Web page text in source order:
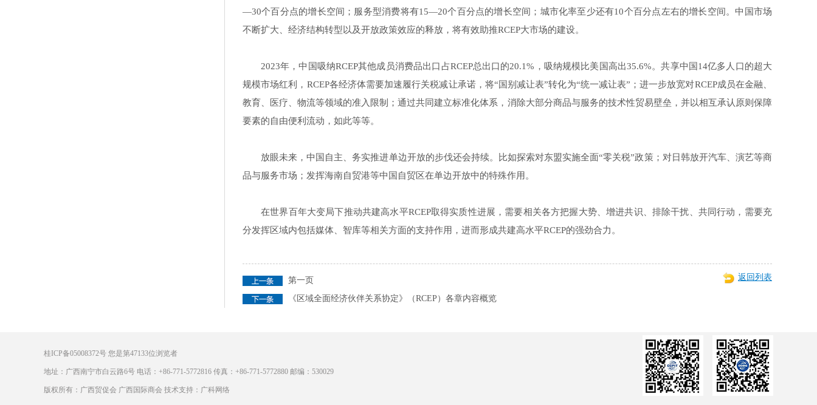
—30个百分点的增长空间；服务型消费将有15—20个百分点的增长空间；城市化率至少还有10个百分点左右的增长空间。中国市场
不断扩大、经济结构转型以及开放政策效应的释放，将有效助推RCEP大市场的建设。
2023年，中国吸纳RCEP其他成员消费品出口占RCEP总出口的20.1%，吸纳规模比美国高出35.6%。共享中国14亿多人口的超大
规模市场红利，RCEP各经济体需要加速履行关税减让承诺，将“国别减让表”转化为“统一减让表”；进一步放宽对RCEP成员在金融、
教育、医疗、物流等领域的准入限制；通过共同建立标准化体系，消除大部分商品与服务的技术性贸易壁垒，并以相互承认原则保障
要素的自由便利流动，如此等等。
放眼未来，中国自主、务实推进单边开放的步伐还会持续。比如探索对东盟实施全面“零关税”政策；对日韩放开汽车、演艺等商
品与服务市场；发挥海南自贸港等中国自贸区在单边开放中的特殊作用。
在世界百年大变局下推动共建高水平RCEP取得实质性进展，需要相关各方把握大势、增进共识、排除干扰、共同行动，需要充
分发挥区域内包括媒体、智库等相关方面的支持作用，进而形成共建高水平RCEP的强劲合力。
返回列表
第一页
《区域全面经济伙伴关系协定》（RCEP）各章内容概览
桂ICP备05008372号 您是第47133位浏览者
地址：广西南宁市白云路6号 电话：+86-771-5772816 传真：+86-771-5772880 邮编：530029
版权所有：广西贸促会 广西国际商会 技术支持：广科网络